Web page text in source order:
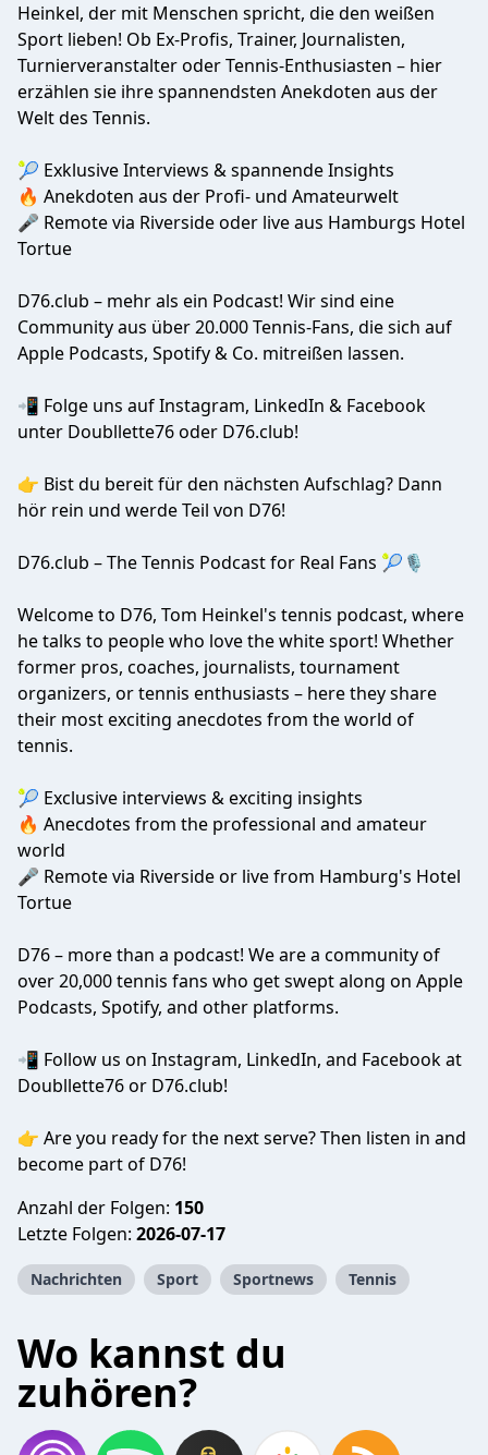
Heinkel, der mit Menschen spricht, die den weißen
Sport lieben! Ob Ex-Profis, Trainer, Journalisten,
Turnierveranstalter oder Tennis-Enthusiasten – hier
erzählen sie ihre spannendsten Anekdoten aus der
Welt des Tennis.
🎾 Exklusive Interviews & spannende Insights
🔥 Anekdoten aus der Profi- und Amateurwelt
🎤 Remote via Riverside oder live aus Hamburgs Hotel
Tortue
D76.club – mehr als ein Podcast! Wir sind eine
Community aus über 20.000 Tennis-Fans, die sich auf
Apple Podcasts, Spotify & Co. mitreißen lassen.
📲 Folge uns auf Instagram, LinkedIn & Facebook
unter Doubllette76 oder D76.club!
👉 Bist du bereit für den nächsten Aufschlag? Dann
hör rein und werde Teil von D76!
D76.club – The Tennis Podcast for Real Fans 🎾🎙
Welcome to D76, Tom Heinkel's tennis podcast, where
he talks to people who love the white sport! Whether
former pros, coaches, journalists, tournament
organizers, or tennis enthusiasts – here they share
their most exciting anecdotes from the world of
tennis.
🎾 Exclusive interviews & exciting insights
🔥 Anecdotes from the professional and amateur
world
🎤 Remote via Riverside or live from Hamburg's Hotel
Tortue
D76 – more than a podcast! We are a community of
over 20,000 tennis fans who get swept along on Apple
Podcasts, Spotify, and other platforms.
📲 Follow us on Instagram, LinkedIn, and Facebook at
Doubllette76 or D76.club!
👉 Are you ready for the next serve? Then listen in and
become part of D76!
Anzahl der Folgen: 150
Letzte Folgen: 2026-07-17
Nachrichten Sport Sportnews Tennis
Wo kannst du
zuhören?